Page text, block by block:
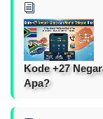
Kode +27
Apa?